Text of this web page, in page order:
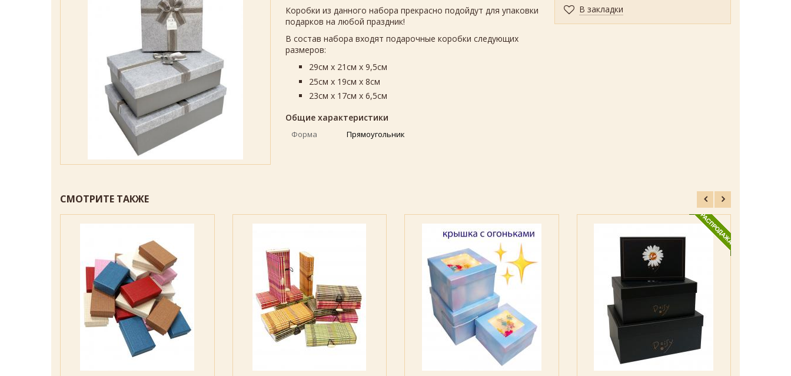
В закладки
Коробки из данного набора прекрасно подойдут для упаковки
подарков на любой праздник!
В состав набора входят подарочные коробки следующих
размеров:
29см х 21см х 9,5см
25см х 19см х 8см
23см х 17см х 6,5см
Общие характеристики
Форма Прямоугольник
СМОТРИТЕ ТАКЖЕ